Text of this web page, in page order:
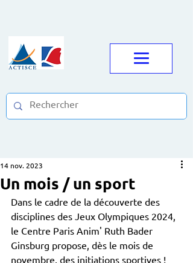
Un mois / un sport
14 nov. 2023
Dans le cadre de la découverte des
disciplines des Jeux Olympiques 2024,
le Centre Paris Anim' Ruth Bader
Ginsburg propose, dès le mois de
novembre, des initiations sportives !